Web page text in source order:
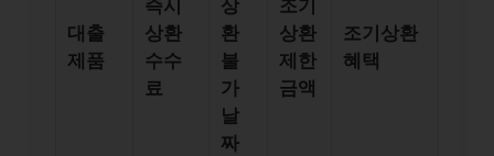
대출
제품
즉시
상환
수수
료
상
환
불
가
날
짜
조기
상환
제한
금액
조기상환
혜택